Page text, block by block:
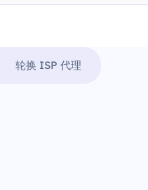
轮换 ISP 代理